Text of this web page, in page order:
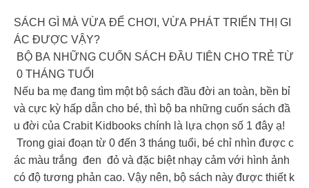
SÁCH GÌ MÀ VỪA ĐỂ CHƠI, VỪA PHÁT TRIỂN THỊ GI
ÁC ĐƯỢC VẬY?
BỘ BA NHỮNG CUỐN SÁCH ĐẦU TIÊN CHO TRẺ TỪ
0 THÁNG TUỔI
Nếu ba mẹ đang tìm một bộ sách đầu đời an toàn, bền bỉ
và cực kỳ hấp dẫn cho bé, thì bộ ba những cuốn sách đầ
u đời của Crabit Kidbooks chính là lựa chọn số 1 đây ạ!
Trong giai đoạn từ 0 đến 3 tháng tuổi, bé chỉ nhìn được c
ác màu trắng đen đỏ và đặc biệt nhạy cảm với hình ảnh
có độ tương phản cao. Vậy nên, bộ sách này được thiết k